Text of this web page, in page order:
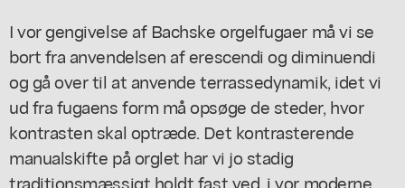
I vor gengivelse af Bachske orgelfugaer må vi se
bort fra anvendelsen af erescendi og diminuendi
og gå over til at anvende terrassedynamik, idet vi
ud fra fugaens form må opsøge de steder, hvor
kontrasten skal optræde. Det kontrasterende
manualskifte på orglet har vi jo stadig
traditionsmæssigt holdt fast ved, i vor moderne